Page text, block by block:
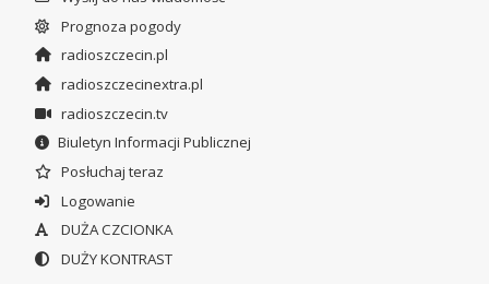
Prognoza pogody
radioszczecin.pl
radioszczecinextra.pl
radioszczecin.tv
Biuletyn Informacji Publicznej
Posłuchaj teraz
Logowanie
DUŻA CZCIONKA
DUŻY KONTRAST